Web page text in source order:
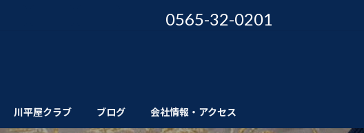
0565-32-0201
川平屋クラブ ブログ 会社情報・アクセス